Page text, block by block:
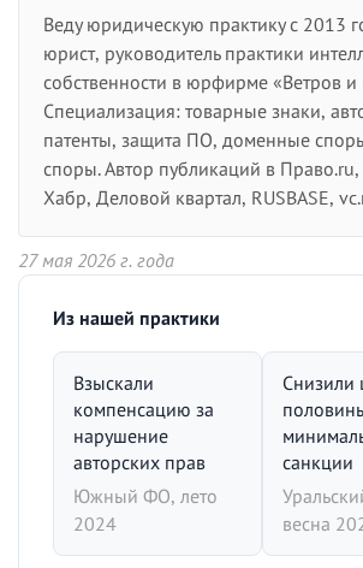
Веду юридическую практику с 2013
юрист, руководитель практики
собственности в юрфирме «Ветров и
Специализация: товарные знаки,
патенты, защита ПО, доменные
споры. Автор публикаций в
Хабр, Деловой квартал, RUSBASE,
27 мая 2026 г. года
Из нашей практики
Взыскали
компенсацию за
нарушение
авторских прав
Южный ФО, лето
2024
Снизили
санкции
весна